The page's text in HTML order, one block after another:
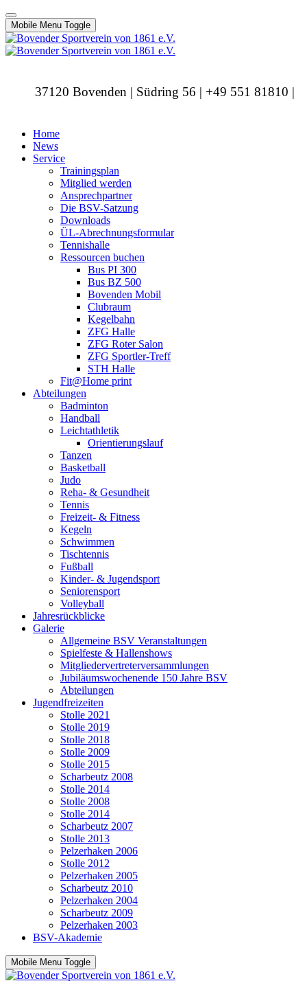
Mobile Menu Toggle
37120 Bovenden | Südring 56 | +49 551 81810 |
Home
News
Service
Trainingsplan
Mitglied werden
Ansprechpartner
Die BSV-Satzung
Downloads
ÜL-Abrechnungsformular
Tennishalle
Ressourcen buchen
Bus PI 300
Bus BZ 500
Bovenden Mobil
Clubraum
Kegelbahn
ZFG Halle
ZFG Roter Salon
ZFG Sportler-Treff
STH Halle
Fit@Home print
Abteilungen
Badminton
Handball
Leichtathletik
Orientierungslauf
Tanzen
Basketball
Judo
Reha- & Gesundheit
Tennis
Freizeit- & Fitness
Kegeln
Schwimmen
Tischtennis
Fußball
Kinder- & Jugendsport
Seniorensport
Volleyball
Jahresrückblicke
Galerie
Allgemeine BSV Veranstaltungen
Spielfeste & Hallenshows
Mitgliedervertreterversammlungen
Jubiläumswochenende 150 Jahre BSV
Abteilungen
Jugendfreizeiten
Stolle 2021
Stolle 2019
Stolle 2018
Stolle 2009
Stolle 2015
Scharbeutz 2008
Stolle 2014
Stolle 2008
Stolle 2014
Scharbeutz 2007
Stolle 2013
Pelzerhaken 2006
Stolle 2012
Pelzerhaken 2005
Scharbeutz 2010
Pelzerhaken 2004
Scharbeutz 2009
Pelzerhaken 2003
BSV-Akademie
Mobile Menu Toggle